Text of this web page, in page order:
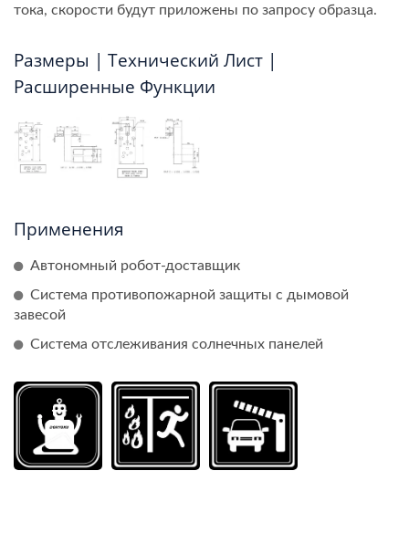
тока, скорости будут приложены по запросу образца.
Размеры | Технический Лист |
Расширенные Функции
Применения
Автономный робот-доставщик
Система противопожарной защиты с дымовой
завесой
Система отслеживания солнечных панелей